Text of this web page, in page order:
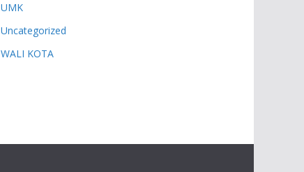
UMK
Uncategorized
WALI KOTA